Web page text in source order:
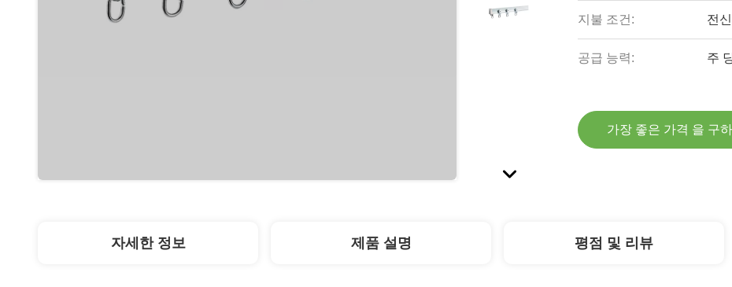
지불 조건: 전
공급 능력: 주
가장 좋은 가격 을 구
자세한 정보 제품 설명 평점 및 리뷰